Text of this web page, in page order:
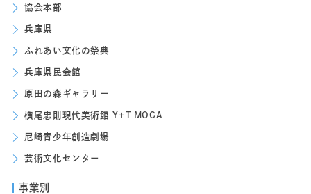
協会本部
兵庫県
ふれあい文化の祭典
兵庫県民会館
原田の森ギャラリー
横尾忠則現代美術館 Y+T MOCA
尼崎青少年創造劇場
芸術文化センター
事業別